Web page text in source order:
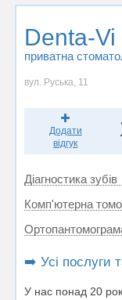
Denta-Vi
приватна
вул. Руська, 11
Додати
відгук
Діагностика зубів
Комп'ютерна
➡️ Усі послуги
У нас понад 20